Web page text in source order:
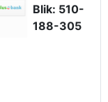
Blik: 510-
188-305